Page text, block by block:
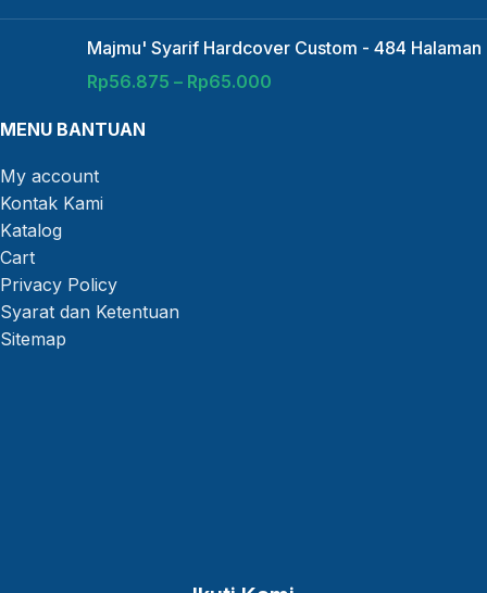
Majmu' Syarif Hardcover Custom - 484 Halaman
Rp56.875 – Rp65.000
MENU BANTUAN
My account
Kontak Kami
Katalog
Cart
Privacy Policy
Syarat dan Ketentuan
Sitemap